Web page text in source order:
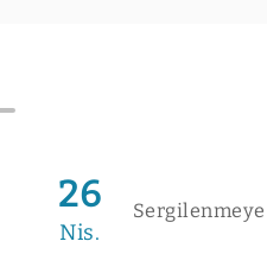
26
Nis.